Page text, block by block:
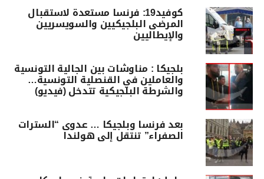
كوفيد19: فرنسا مستعدة لاستقبال
المرضى البلجيكيين والسويسريين
والإيطاليين
بلجيكا : مناوشات بين الجالية التونسية
والعاملين في القنصلية التونسية…
والشرطة البلجيكية تتدخل (فيديو)
بعد فرنسا وبلجيكا … عدوى “السترات
الصفراء” تنتقل إلى هولندا